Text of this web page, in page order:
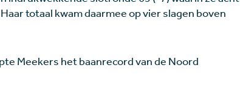
totaal kwam daarmee op vier slagen boven
Meekers het baanrecord van de Noord